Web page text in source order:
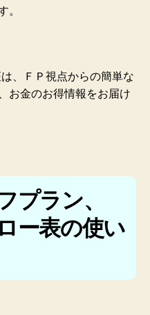
。
、ＦＰ視点からの簡単な
お金のお得情報をお届け
プラン、
ー表の使い